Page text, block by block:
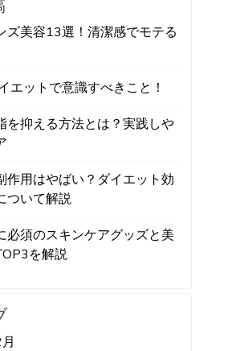
ズ美容13選！清潔感でモテる
エットで意識すべきこと！
を抑える方法とは？実践しや
作用はやばい？ダイエット効
ついて解説
必須のスキンケアグッズと美
を解説